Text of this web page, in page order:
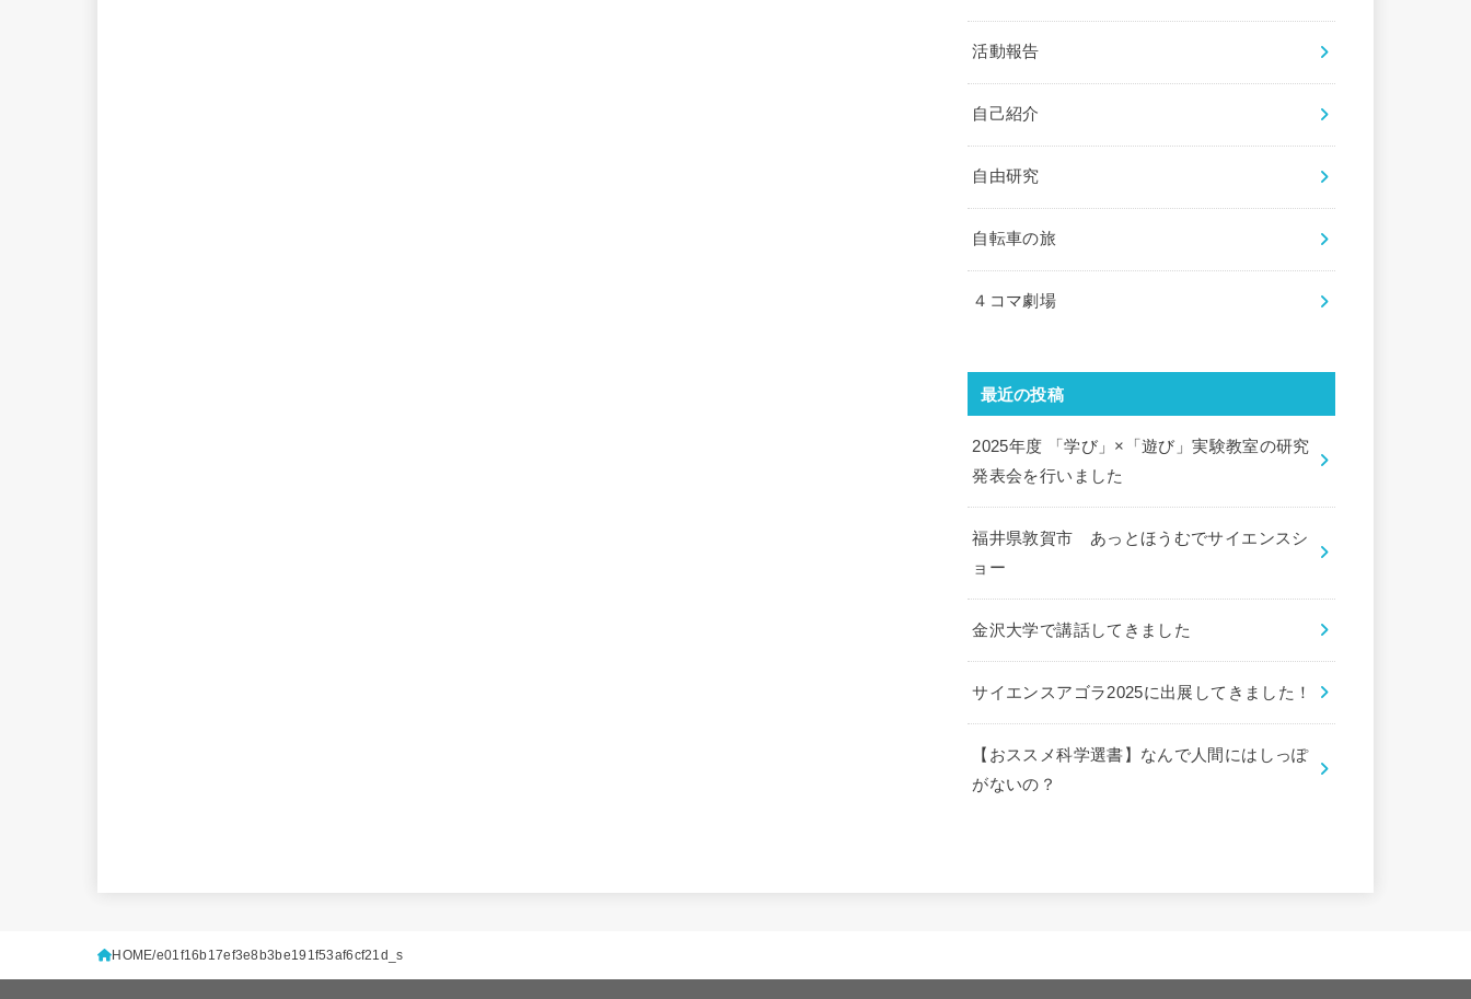
活動報告
自己紹介
自由研究
自転車の旅
４コマ劇場
最近の投稿
2025年度 「学び」×「遊び」実験教室の研究
発表会を行いました
福井県敦賀市 あっとほうむでサイエンスシ
ョー
金沢大学で講話してきました
サイエンスアゴラ2025に出展してきました！
【おススメ科学選書】なんで人間にはしっぽ
がないの？
HOME e01f16b17ef3e8b3be191f53af6cf21d_s